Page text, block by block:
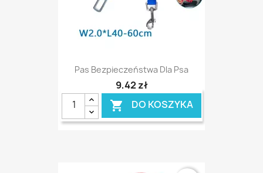
Pas Bezpieczeństwa Dla Psa
9,42 zł
 DO KOSZYKA